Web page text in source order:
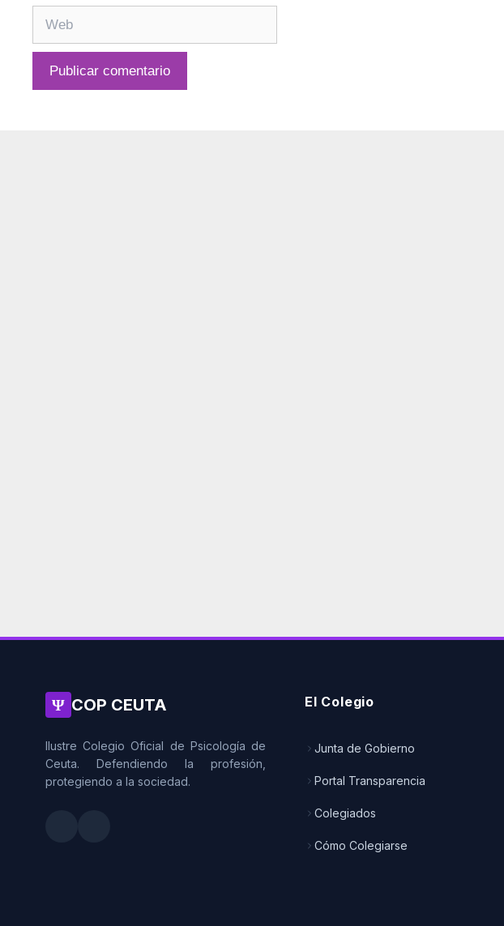
Ψ COP CEUTA
Ilustre Colegio Oficial de Psicología de
Ceuta. Defendiendo la profesión,
protegiendo a la sociedad.
El Colegio
Junta de Gobierno
Portal Transparencia
Colegiados
Cómo Colegiarse